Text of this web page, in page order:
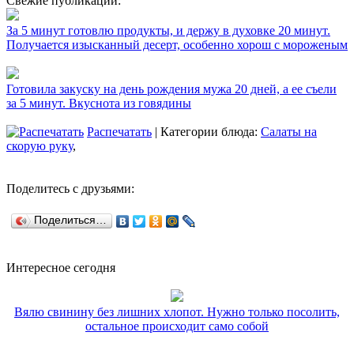
За 5 минут готовлю продукты, и держу в духовке 20 минут.
Получается изысканный десерт, особенно хорош с мороженым
Готовила закуску на день рождения мужа 20 дней, а ее съели
за 5 минут. Вкуснота из говядины
Распечатать | Категории блюда: Салаты на
скорую руку,
Поделитесь с друзьями:
Поделиться…
Интересное сегодня
Вялю свинину без лишних хлопот. Нужно только посолить,
остальное происходит само собой